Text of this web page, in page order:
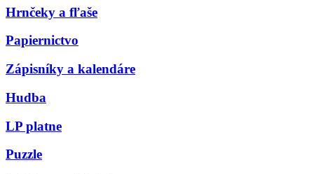
Hrnčeky a fľaše
Papiernictvo
Zápisníky a kalendáre
Hudba
LP platne
Puzzle